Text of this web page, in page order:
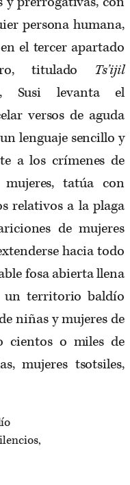
persona humana,
el tercer apartado
titulado Ts’ijil
Susi levanta el
versos de aguda
lenguaje sencillo y
a los crímenes de
tatúa con
relativos a la plaga
de mujeres
hacia todo
fosa abierta llena
un territorio baldío
niñas y mujeres de
cientos o miles de
mujeres tsotsiles,